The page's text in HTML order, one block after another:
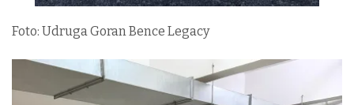
Foto: Udruga Goran Bence Legacy